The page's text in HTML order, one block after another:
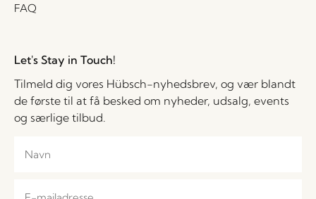
FAQ
Let's Stay in Touch!
Tilmeld dig vores Hübsch-nyhedsbrev, og vær blandt
de første til at få besked om nyheder, udsalg, events
og særlige tilbud.